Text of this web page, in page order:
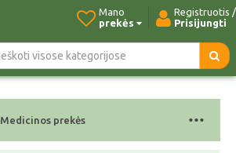
Registruotis /
Prisijungti
Mano
prekės
Pradžia Naujos prekės Kontaktai
Medicinos prekės ...